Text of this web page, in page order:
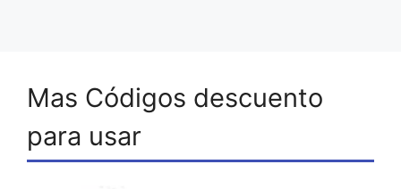
Mas Códigos descuento
para usar